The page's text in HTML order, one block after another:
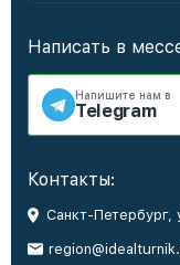
Написать в
Напишите нам в
Telegram
Контакты:
Санкт-Петербург,